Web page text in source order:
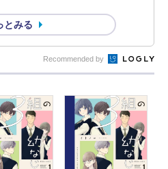
とみる
Recommended by